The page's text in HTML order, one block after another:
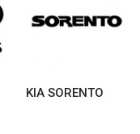
KIA SORENTO